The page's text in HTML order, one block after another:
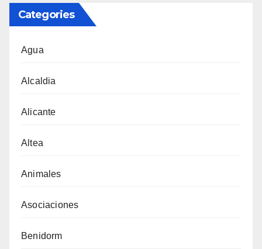
Categories
Agua
Alcaldia
Alicante
Altea
Animales
Asociaciones
Benidorm